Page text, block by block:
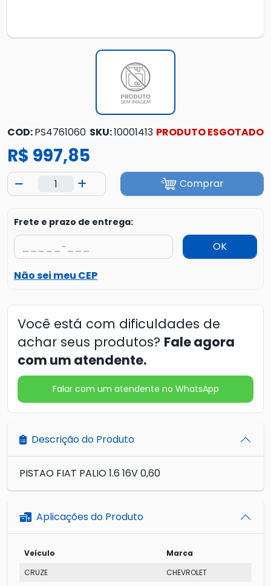
COD:PS4761060 SKU:10001413 PRODUTO ESGOTADO
R$ 997,85
Comprar
Frete e prazo de entrega:
OK
Não sei meu CEP
Você está com dificuldades de
achar seus produtos? Fale agora
com um atendente.
Falar com um atendente no WhatsApp
Descrição do Produto
PISTAO FIAT PALIO 1.6 16V 0,60
Aplicações do Produto
Veículo
Marca
CRUZE
CHEVROLET